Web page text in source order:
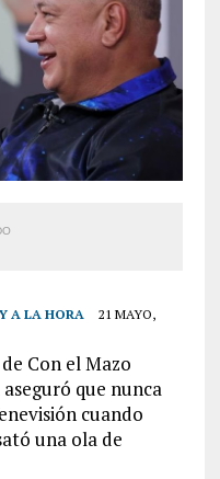
A LA HORA
21 MAYO,
Con el Mazo
que nunca
cuando
una ola de